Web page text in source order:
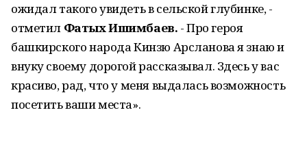
ожидал такого увидеть в сельской глубинке, -
отметил Фатых Ишимбаев. - Про героя
башкирского народа Кинзю Арсланова я знаю и
внуку своему дорогой рассказывал. Здесь у вас
красиво, рад, что у меня выдалась возможность
посетить ваши места».